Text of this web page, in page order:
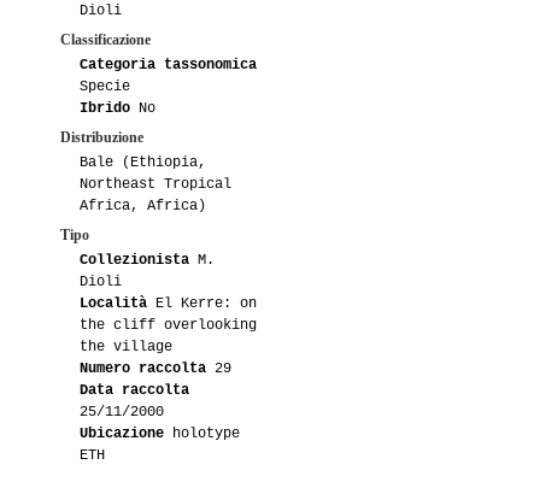
Dioli
Classificazione
Categoria tassonomica
Specie
Ibrido No
Distribuzione
Bale (Ethiopia,
Northeast Tropical
Africa, Africa)
Tipo
Collezionista M.
Dioli
Località El Kerre: on
the cliff overlooking
the village
Numero raccolta 29
Data raccolta
25/11/2000
Ubicazione holotype
ETH